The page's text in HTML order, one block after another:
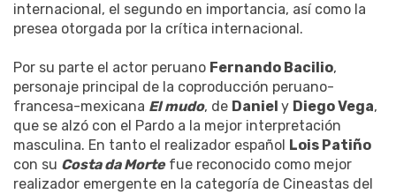
internacional, el segundo en importancia, así como la
presea otorgada por la crítica internacional.
Por su parte el actor peruano Fernando Bacilio,
personaje principal de la coproducción peruano-
francesa-mexicana El mudo, de Daniel y Diego Vega,
que se alzó con el Pardo a la mejor interpretación
masculina. En tanto el realizador español Lois Patiño
con su Costa da Mortefue reconocido como mejor
realizador emergente en la categoría de Cineastas del